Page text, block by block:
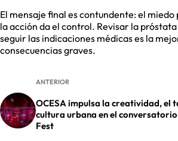
El mensaje final es contundente: el
la acción da el control. Revisar la próstata
seguir las indicaciones médicas es la
consecuencias graves.
ANTERIOR
OCESA impulsa la creatividad, el
cultura urbana en el
Fest